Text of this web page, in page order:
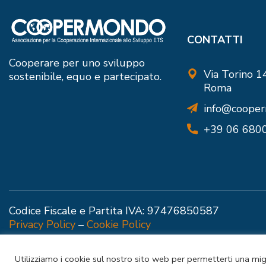
Cooperare per uno sviluppo
sostenibile, equo e partecipato.
CONTATTI
Via Torino
Roma
+39 06
Codice Fiscale e Partita IVA: 97476850587
Privacy Policy – Cookie Policy
Utilizziamo i cookie sul nostro sito web per permetterti una